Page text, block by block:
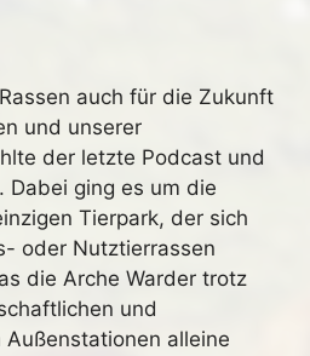
auch für die Zukunft
und unserer
der letzte Podcast und
Dabei ging es um die
Tierpark, der sich
oder Nutztierrassen
die Arche Warder trotz
und
alleine